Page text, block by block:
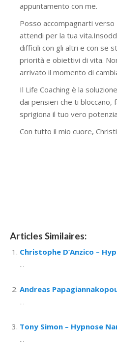
appuntamento con me.
Posso accompagnarti verso
attendi per la tua
difficili con gli altri e con se
priorità e obiettivi di vita.
arrivato il momento di
Il Life Coaching è la
dai pensieri che ti bloccano,
sprigiona il tuo vero
Con tutto il mio cuore,
Articles Similaires:
Christophe D’Anzico –
...
Andreas
...
Tony Simon – Hypnose
...